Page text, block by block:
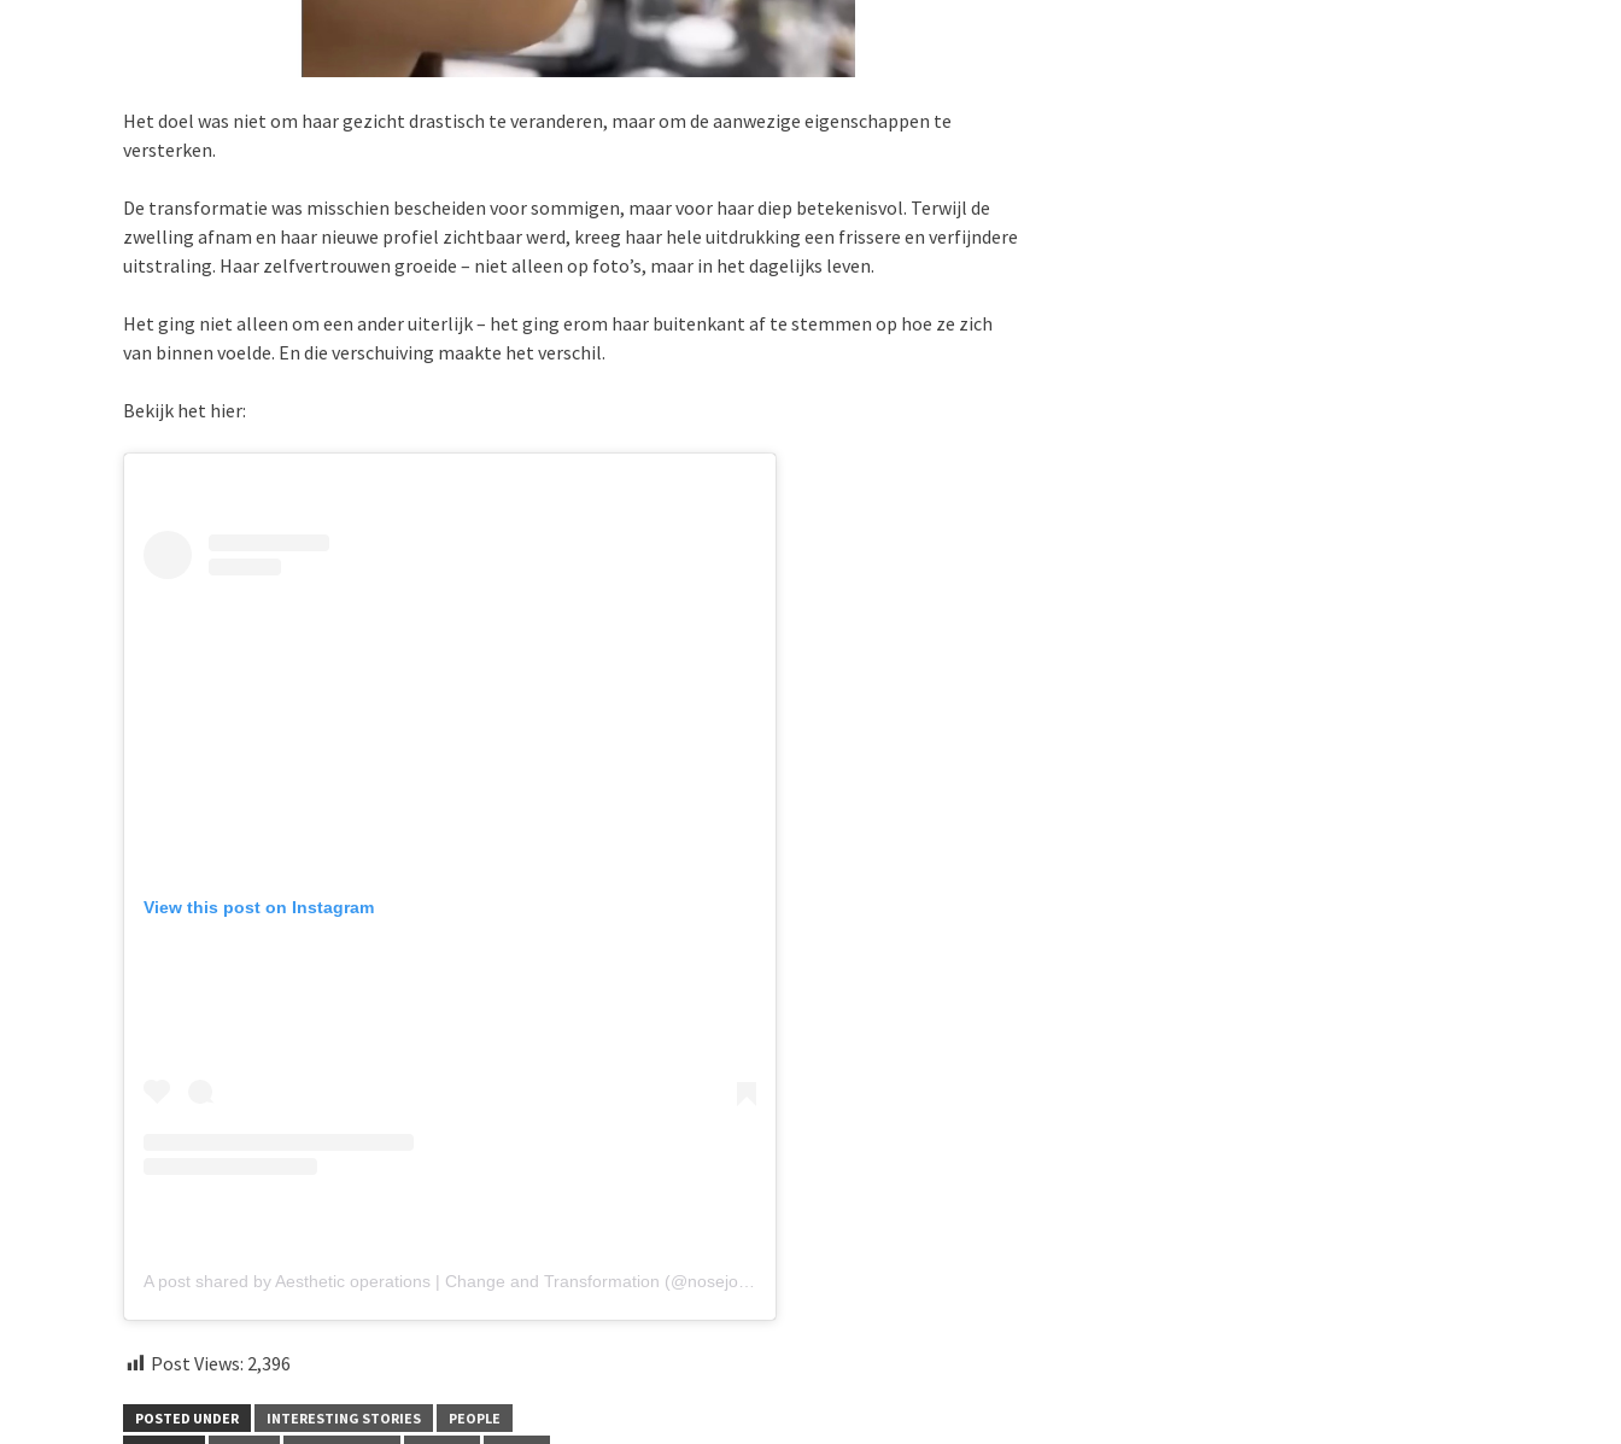
Het doel was niet om haar gezicht drastisch te veranderen, maar om de aanwezige eigenschappen te
versterken.
De transformatie was misschien bescheiden voor sommigen, maar voor haar diep betekenisvol. Terwijl de
zwelling afnam en haar nieuwe profiel zichtbaar werd, kreeg haar hele uitdrukking een frissere en verfijndere
uitstraling. Haar zelfvertrouwen groeide – niet alleen op foto’s, maar in het dagelijks leven.
Het ging niet alleen om een ander uiterlijk – het ging erom haar buitenkant af te stemmen op hoe ze zich
van binnen voelde. En die verschuiving maakte het verschil.
Bekijk het hier:
View this post on Instagram
Post Views: 2,396
POSTED UNDER INTERESTING STORIES
PEOPLE